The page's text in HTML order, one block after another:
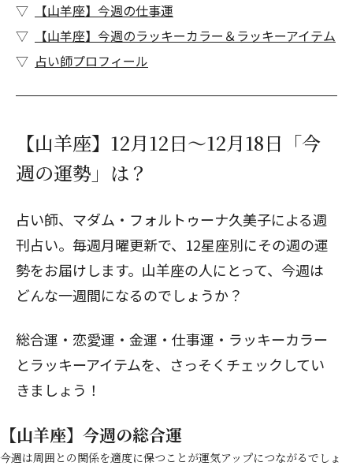
【山羊座】今週の仕事運
【山羊座】今週のラッキーカラー＆ラッキーアイテム
占い師プロフィール
【山羊座】12月12日～12月18日「今
週の運勢」は？
占い師、マダム・フォルトゥーナ久美子による週
刊占い。毎週月曜更新で、12星座別にその週の運
勢をお届けします。山羊座の人にとって、今週は
どんな一週間になるのでしょうか？
総合運・恋愛運・金運・仕事運・ラッキーカラー
とラッキーアイテムを、さっそくチェックしてい
きましょう！
【山羊座】今週の総合運
今週は周囲との関係を適度に保つことが運気アップにつながるでしょ